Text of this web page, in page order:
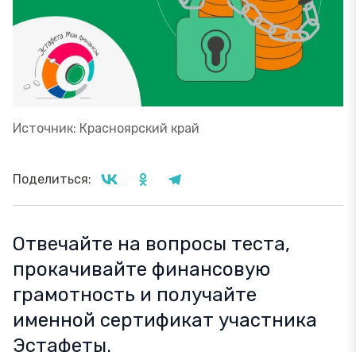
Источник: Красноярский край
Поделиться:
Отвечайте на вопросы теста,
прокачивайте финансовую
грамотность и получайте
именной сертификат участника
Эстафеты.